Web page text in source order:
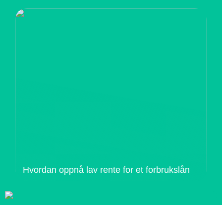
Hvordan oppnå lav rente for et forbrukslån